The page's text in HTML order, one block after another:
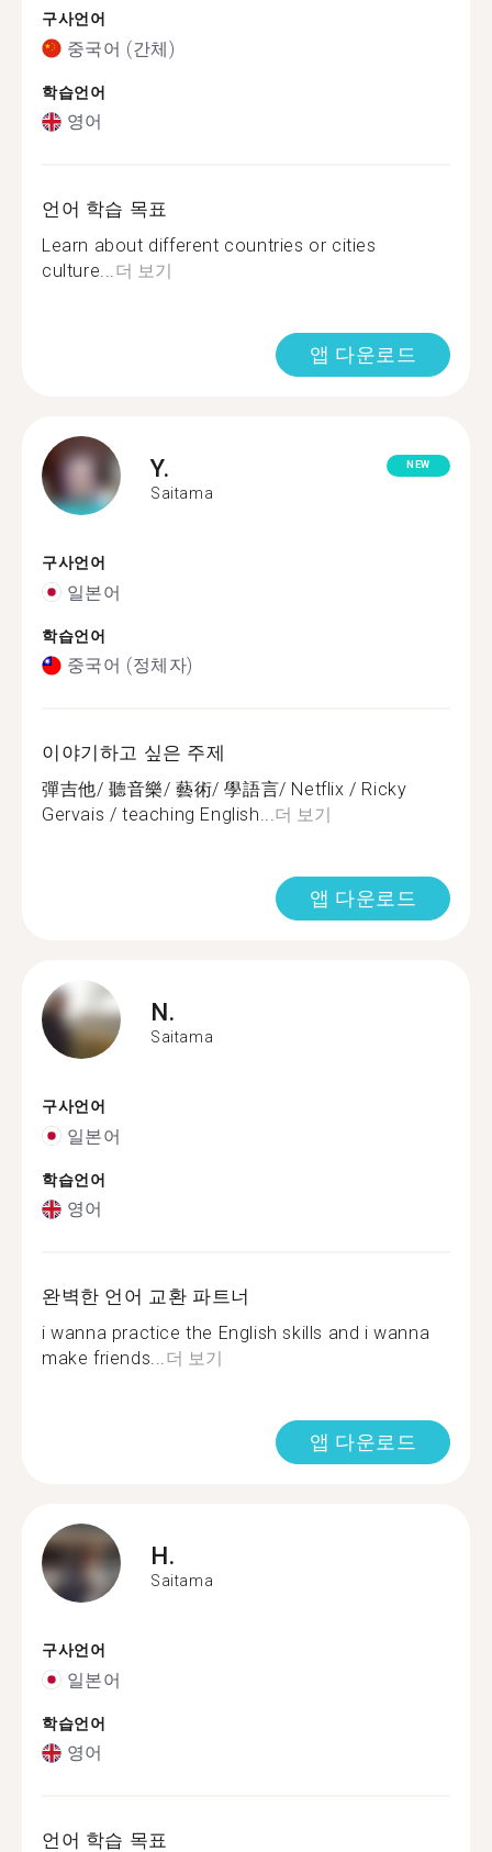
구사언어
중국어 (간체)
학습언어
영어
언어 학습 목표
Learn about different countries or cities
culture...더 보기
앱 다운로드
Y.
Saitama
NEW
구사언어
일본어
학습언어
중국어 (정체자)
이야기하고 싶은 주제
彈吉他/ 聽音樂/ 藝術/ 學語言/ Netflix / Ricky
Gervais / teaching English...더 보기
앱 다운로드
N.
Saitama
구사언어
일본어
학습언어
영어
완벽한 언어 교환 파트너
i wanna practice the English skills and i wanna
make friends...더 보기
앱 다운로드
H.
Saitama
구사언어
일본어
학습언어
영어
언어 학습 목표